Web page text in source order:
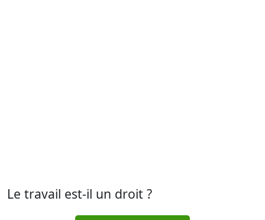
Le travail est-il un droit ?